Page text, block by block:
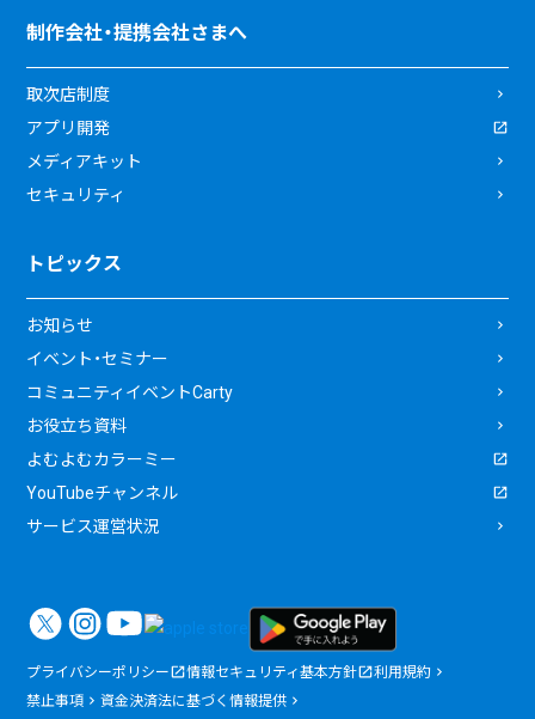
制作会社・提携会社さまへ
取次店制度
アプリ開発
メディアキット
セキュリティ
トピックス
お知らせ
イベント・セミナー
コミュニティイベントCarty
お役立ち資料
よむよむカラーミー
YouTubeチャンネル
サービス運営状況
プライバシーポリシー 情報セキュリティ基本方針
利用規約
禁止事項
資金決済法に基づく情報提供